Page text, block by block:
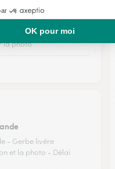
sur la…
la photo
- Gerbe livére
et la photo - Délai